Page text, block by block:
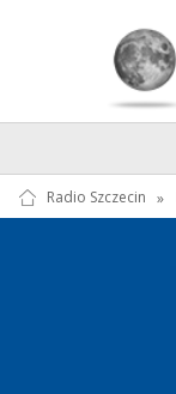
Radio Szczecin »